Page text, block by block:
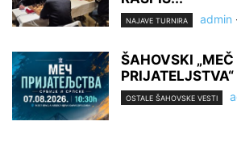
NAJAVE TURNIRA admin
ŠAHOVSKI „MEČ
OSTALE ŠAHOVSKE VESTI